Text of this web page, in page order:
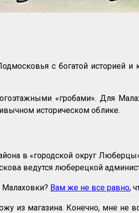
с богатой историей и
«гробами». Для
историческом облике.
в «городской округ
ведутся люберецкой
Вам же не все равно,
из магазина. Конечно, мне не